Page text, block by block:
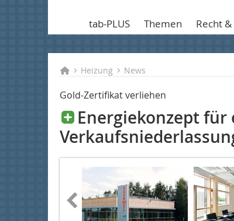
tab-PLUS Themen Recht
Heizung News
Gold-Zertifikat verliehen
Energiekonzept für